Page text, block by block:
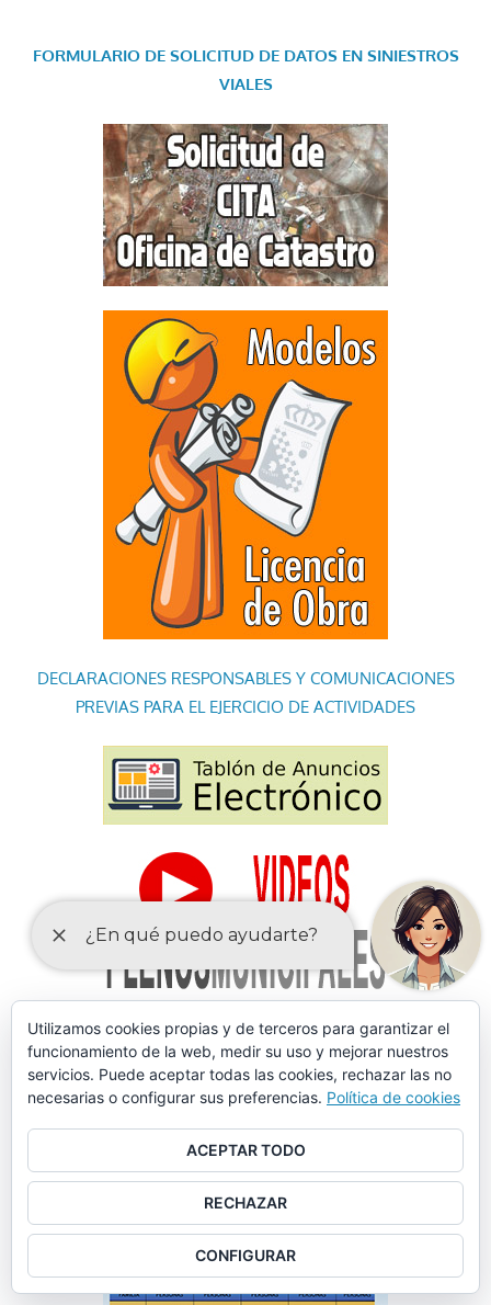
FORMULARIO DE SOLICITUD DE DATOS EN SINIESTROS
VIALES
DECLARACIONES RESPONSABLES Y COMUNICACIONES
PREVIAS PARA EL EJERCICIO DE ACTIVIDADES
Utilizamos cookies propias y de terceros para garantizar el
funcionamiento de la web, medir su uso y mejorar nuestros
servicios. Puede aceptar todas las cookies, rechazar las no
necesarias o configurar sus preferencias. Política de cookies
ACEPTAR TODO
RECHAZAR
CONFIGURAR